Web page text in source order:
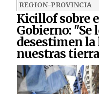
REGION-PROVINCIA
Kicillof sobre
Gobierno: "Se
desestimen la
nuestras